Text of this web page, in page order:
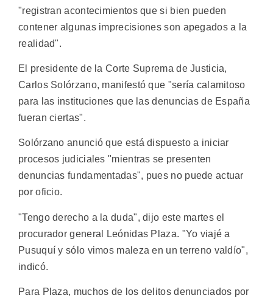
"registran acontecimientos que si bien pueden
contener algunas imprecisiones son apegados a la
realidad".
El presidente de la Corte Suprema de Justicia,
Carlos Solórzano, manifestó que "sería calamitoso
para las instituciones que las denuncias de España
fueran ciertas".
Solórzano anunció que está dispuesto a iniciar
procesos judiciales "mientras se presenten
denuncias fundamentadas", pues no puede actuar
por oficio.
"Tengo derecho a la duda", dijo este martes el
procurador general Leónidas Plaza. "Yo viajé a
Pusuquí y sólo vimos maleza en un terreno valdío",
indicó.
Para Plaza, muchos de los delitos denunciados por